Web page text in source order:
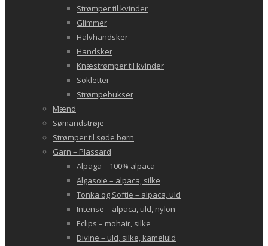
Strømper til kvinder
Glimmer
Halvhandsker
Handsker
Knæstrømper til kvinder
Sokletter
Strømpebukser
Mænd
Sømandstrøje
Strømper til søde børn
Garn – Plassard
Alpaga – 100% alpaca
Algasoie – alpaca, silke
Tonka og Softie – alpaca, uld
Intense – alpaca, uld, nylon
Eclips – mohair, silke
Divine – uld, silke, kameluld